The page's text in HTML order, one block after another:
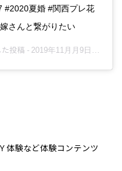
#2020夏婚 #関西プレ花
さんと繋がりたい
投稿 - 2019年11月月9日午前1時05分PST
体験など体験コンテンツ